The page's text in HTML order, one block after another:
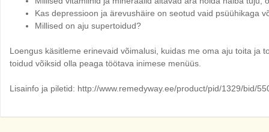
Kas depressioon ja ärevushäire on seotud vaid psüühikaga
Millised on aju supertoidud?
Loengus käsitleme erinevaid võimalusi, kuidas me oma aju toita ja
toidud võiksid olla peaga töötava inimese menüüs.
Lisainfo ja piletid: http://www.remedyway.ee/product/pid/1329/bid/